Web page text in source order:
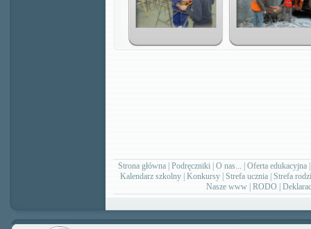
Strona główna Podręczniki O nas... Oferta edukacyjna
Kalendarz szkolny Konkursy Strefa ucznia Strefa
Nasze www RODO